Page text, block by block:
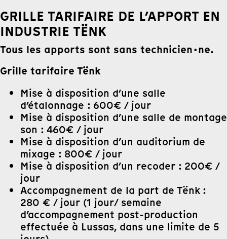
GRILLE TARIFAIRE DE L’APPORT EN
INDUSTRIE TËNK
Tous les apports sont sans technicien·ne.
Grille tarifaire Tënk
Mise à disposition d’une salle
d’étalonnage : 600€ / jour
Mise à disposition d’une salle de montage
son : 460€ / jour
Mise à disposition d’un auditorium de
mixage : 800€ / jour
Mise à disposition d’un recoder : 200€ /
jour
Accompagnement de la part de Tënk :
280 € / jour (1 jour/ semaine
d’accompagnement post-production
effectuée à Lussas, dans une limite de 5